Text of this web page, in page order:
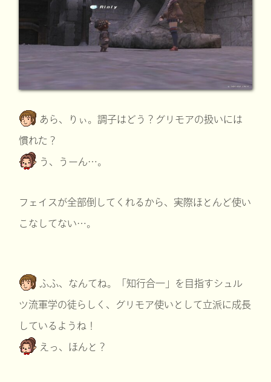
あら、りぃ。調子はどう？グリモアの扱いには
慣れた？
う、うーん…。
フェイスが全部倒してくれるから、実際ほとんど使い
こなしてない…。
ふふ、なんてね。「知行合一」を目指すシュル
ツ流軍学の徒らしく、グリモア使いとして立派に成長
しているようね！
えっ、ほんと？